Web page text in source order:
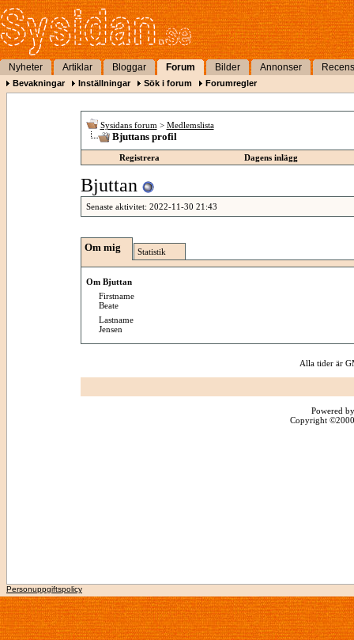
Nyheter Artiklar Bloggar Forum Bilder Annonser
Bevakningar Inställningar Sök i forum Forumregler
Sysidans forum > Medlemslista
Bjuttans profil
Registrera Dagens inlägg
Bjuttan
Senaste aktivitet: 2022-11-30 21:43
Om mig Statistik
Om Bjuttan
Firstname
Beate
Lastname
Jensen
Alla tider är
Powered
Copyright
Personuppgiftspolicy